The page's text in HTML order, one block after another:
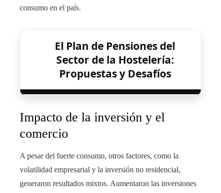
consumo en el país.
El Plan de Pensiones del
Sector de la Hostelería:
Propuestas y Desafíos
Impacto de la inversión y el
comercio
A pesar del fuerte consumo, otros factores, como la
volatilidad empresarial y la inversión no residencial,
generaron resultados mixtos. Aumentaron las inversiones